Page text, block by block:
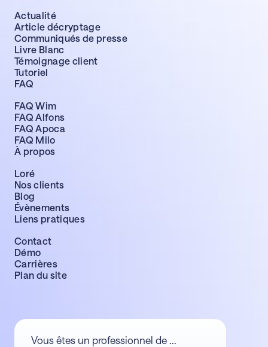
Actualité
Article décryptage
Communiqués de presse
Livre Blanc
Témoignage client
Tutoriel
FAQ
FAQ Wim
FAQ Alfons
FAQ Apoca
FAQ Milo
À propos
Loré
Nos clients
Blog
Évènements
Liens pratiques
Contact
Démo
Carrières
Plan du site
Vous êtes un professionnel de ...